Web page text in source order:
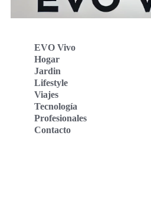
EVO Vivo
Hogar
Jardin
Lifestyle
Viajes
Tecnología
Profesionales
Contacto